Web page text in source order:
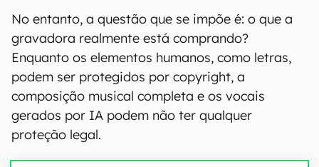
No entanto, a questão que se impõe é: o que a
gravadora realmente está comprando?
Enquanto os elementos humanos, como letras,
podem ser protegidos por copyright, a
composição musical completa e os vocais
gerados por IA podem não ter qualquer
proteção legal.